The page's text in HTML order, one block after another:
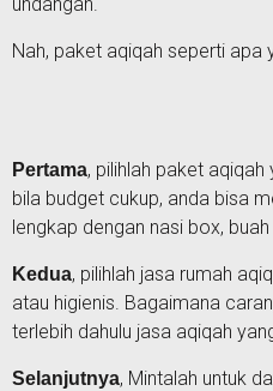
Nah, paket aqiqah seperti apa
Pertama, pilihlah paket
bila budget cukup, anda bisa
lengkap dengan nasi box,
Kedua, pilihlah jasa rumah
atau higienis. Bagaimana
terlebih dahulu jasa aqiqah
Selanjutnya, Mintalah untuk